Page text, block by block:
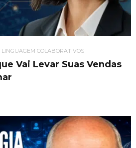
COLABORATIVOS
Vai Levar Suas Vendas